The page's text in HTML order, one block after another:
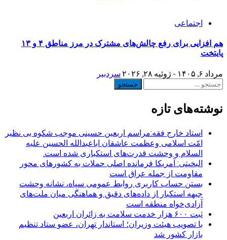
اجتماعی
هم افزایی برای رفع چالش‌های مشترک در مرز مناطق ۴ و ۱۳
پایتخت
مرداد ۶, ۱۴۰۵ - ژوئیه ۲۸, ۲۰۲۶
سردبیر
جستجو
نوشته‌های تازه
استاد خارج فقه:مراسم اربعین حسینی موجب شکوه بی نظیر
امّت اسلامی وعظمت عاشقان اباعبدالله الحسین علیه
السلام و وحشت قدرت‌های استکباری شده است.
البخیتی: آمریکا فرمانده اصلی حملات به کشورهای محور
مقاومت از جمله عراق است
بستن حساب کاربری روابط عمومی سپاه، نشانه‌ وحشت
جبهه استکبار از داده‌های دقیق و هماهنگی میان ملت‌های
آزادی‌خواه منطقه است
ثبت ۶۰۰ هزار خدمت سلامت به زائران اربعین
با تصویب هیئت وزیران؛ استاندار تهران، عضو ستاد تنظیم
بازار کشور شد